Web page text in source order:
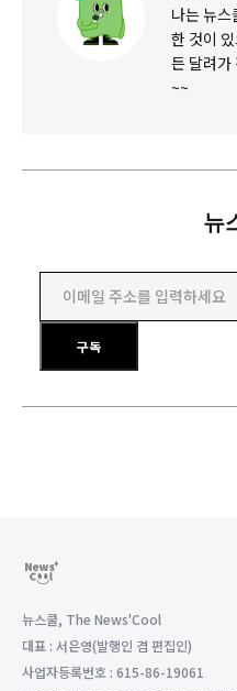
나는 뉴
한 것이
든 달려가
~~
뉴
구독
뉴스쿨, The News'Cool
대표 : 서은영(발행인 겸 편집인)
사업자등록번호 : 615-86-19061